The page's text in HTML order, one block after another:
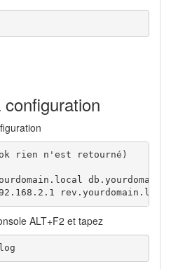
ok rien n'est retourné)
ALT+F2 et tapez